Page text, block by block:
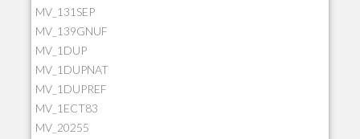
MV_131SEP
MV_139GNUF
MV_1DUP
MV_1DUPNAT
MV_1DUPREF
MV_1ECT83
MV_20255